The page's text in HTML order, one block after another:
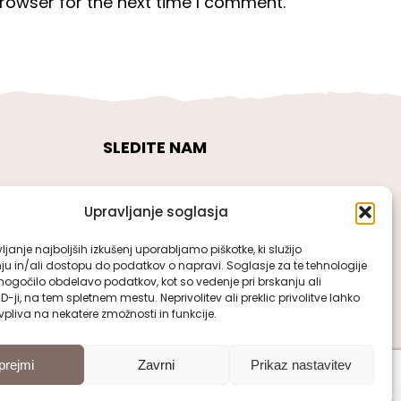
Upravljanje soglasja
najboljših izkušenj uporabljamo piškotke, ki služijo
in/ali dostopu do podatkov o napravi. Soglasje za te tehnologije
obdelavo podatkov, kot so vedenje pri brskanju ali
ji, na tem spletnem mestu. Neprivolitev ali preklic privolitve lahko
na nekatere zmožnosti in funkcije.
Zavrni Prikaz nastavitev
SLEDITE NAM